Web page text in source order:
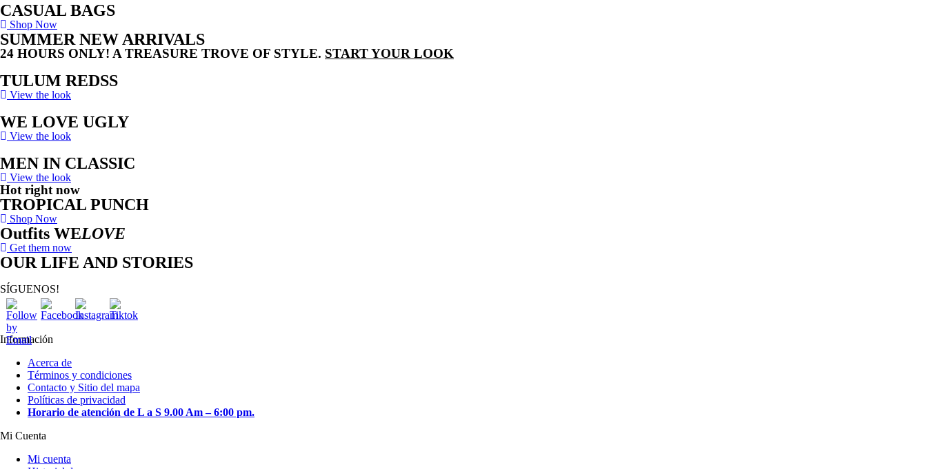
CASUAL BAGS
Shop Now
SUMMER NEW ARRIVALS
24 HOURS ONLY! A TREASURE TROVE OF STYLE. START YOUR LOOK
TULUM REDSS
View the look
WE LOVE UGLY
View the look
MEN IN CLASSIC
View the look
Hot right now
TROPICAL PUNCH
Shop Now
Outfits WELOVE
Get them now
OUR LIFE AND STORIES
SÍGUENOS!
Información
Acerca de
Términos y condiciones
Contacto y Sitio del mapa
Políticas de privacidad
Horario de atención de L a S 9.00 Am – 6:00 pm.
Mi Cuenta
Mi cuenta